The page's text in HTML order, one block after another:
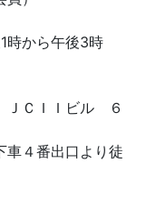
時から午後3時
ＪＣＩＩビル ６
車４番出口より徒